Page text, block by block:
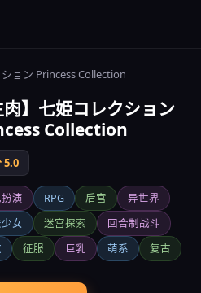
ョン Princess Collection
肉】七姫コレクション
Collection
5.0
演 RPG 后宫
异世界
女
迷宫探索
回合制战斗
征服 巨乳 萌系 复古